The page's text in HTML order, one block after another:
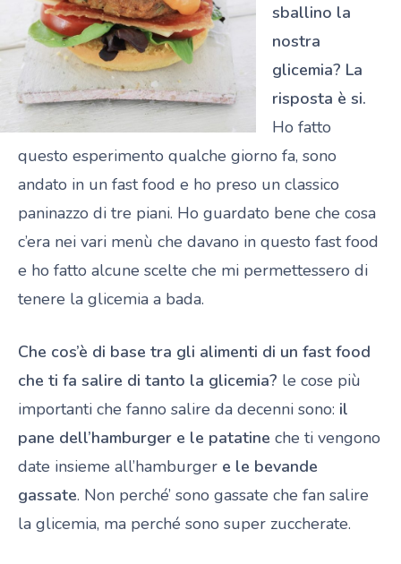
sballino la
nostra
glicemia? La
risposta è si.
Ho fatto
questo esperimento qualche giorno fa, sono
andato in un fast food e ho preso un classico
paninazzo di tre piani. Ho guardato bene che cosa
c’era nei vari menù che davano in questo fast food
e ho fatto alcune scelte che mi permettessero di
tenere la glicemia a bada.
Che cos’è di base tra gli alimenti di un fast food
che ti fa salire di tanto la glicemia? le cose più
importanti che fanno salire da decenni sono: il
pane dell’hamburger e le patatine che ti vengono
date insieme all’hamburger e le bevande
gassate. Non perché’ sono gassate che fan salire
la glicemia, ma perché sono super zuccherate.